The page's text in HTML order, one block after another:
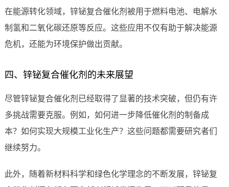
在能源转化领域，锌铋复合催化剂被用于燃料电池、电解水
制氢和二氧化碳还原等反应。这些应用不仅有助于解决能源
危机，还能为环境保护做出贡献。
四、锌铋复合催化剂的未来展望
尽管锌铋复合催化剂已经取得了显著的技术突破，但仍有许
多挑战需要克服。例如，如何进一步降低催化剂的制备成
本？如何实现大规模工业化生产？这些问题都需要研究者们
继续努力。
此外，随着新材料科学和绿色化学理念的不断发展，锌铋复